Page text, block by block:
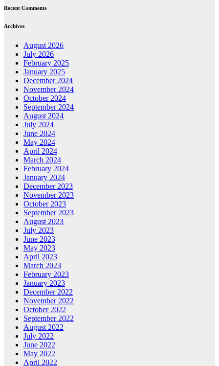
Recent Comments
Archives
August 2026
July 2026
February 2025
January 2025
December 2024
November 2024
October 2024
September 2024
August 2024
July 2024
June 2024
May 2024
April 2024
March 2024
February 2024
January 2024
December 2023
November 2023
October 2023
September 2023
August 2023
July 2023
June 2023
May 2023
April 2023
March 2023
February 2023
January 2023
December 2022
November 2022
October 2022
September 2022
August 2022
July 2022
June 2022
May 2022
April 2022